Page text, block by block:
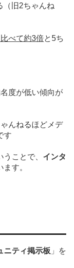
（旧2ちゃんね
べて約3倍と5ち
度が低い傾向が
んねるほどメデ
す
ことで、 インタ
す。
ニティ掲示板 」を